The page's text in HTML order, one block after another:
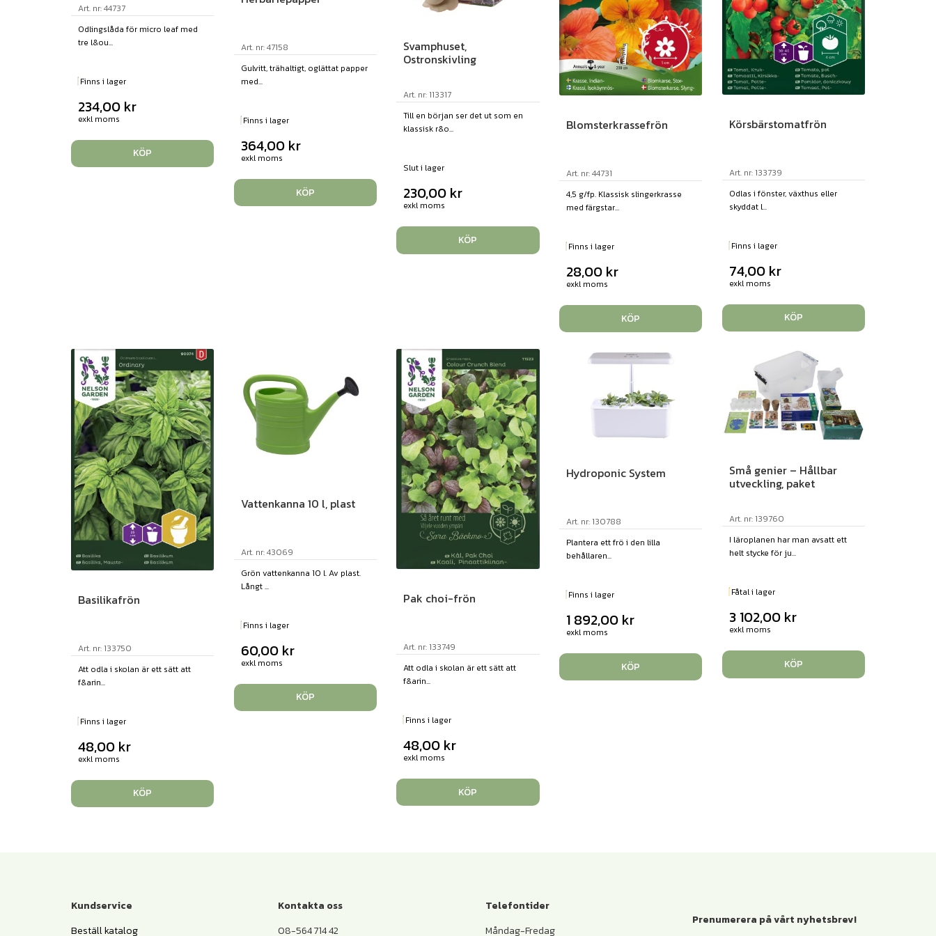
Art. nr: 44737
Odlingslåda för micro leaf med
tre l&ou...
Finns i lager
234,00 kr
exkl moms
KÖP
Art. nr: 47158
Gulvitt, trähaltigt, oglättat papper
med...
Finns i lager
364,00 kr
exkl moms
KÖP
Svamphuset,
Ostronskivling
Art. nr: 113317
Till en början ser det ut som en
klassisk r&o...
Slut i lager
230,00 kr
exkl moms
KÖP
Blomsterkrassefrön
Art. nr: 44731
4,5 g/fp. Klassisk slingerkrasse
med färgstar...
Finns i lager
28,00 kr
exkl moms
KÖP
Körsbärstomatfrön
Art. nr: 133739
Odlas i fönster, växthus eller
skyddat l...
Finns i lager
74,00 kr
exkl moms
KÖP
Basilikafrön
Art. nr: 133750
Att odla i skolan är ett sätt att
f&arin...
Finns i lager
48,00 kr
exkl moms
KÖP
Vattenkanna 10 l, plast
Art. nr: 43069
Grön vattenkanna 10 l. Av plast.
Långt ...
Finns i lager
60,00 kr
exkl moms
KÖP
Pak choi-frön
Art. nr: 133749
Att odla i skolan är ett sätt att
f&arin...
Finns i lager
48,00 kr
exkl moms
KÖP
Hydroponic System
Art. nr: 130788
Plantera ett frö i den lilla
behållaren...
Finns i lager
1 892,00 kr
exkl moms
KÖP
Små genier – Hållbar
utveckling, paket
Art. nr: 139760
I läroplanen har man avsatt ett
helt stycke för ju...
Fåtal i lager
3 102,00 kr
exkl moms
KÖP
Kundservice
Beställ katalog
Kontakta oss
08-564 714 42
Telefontider
Måndag-Fredag
Prenumerera på vårt nyhetsbrev!